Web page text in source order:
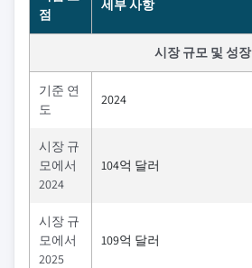
점
세부 사항
시장 규모 및 성장
기준 연
도
2024
시장 규
모에서
2024
104억 달러
시장 규
모에서
2025
109억 달러